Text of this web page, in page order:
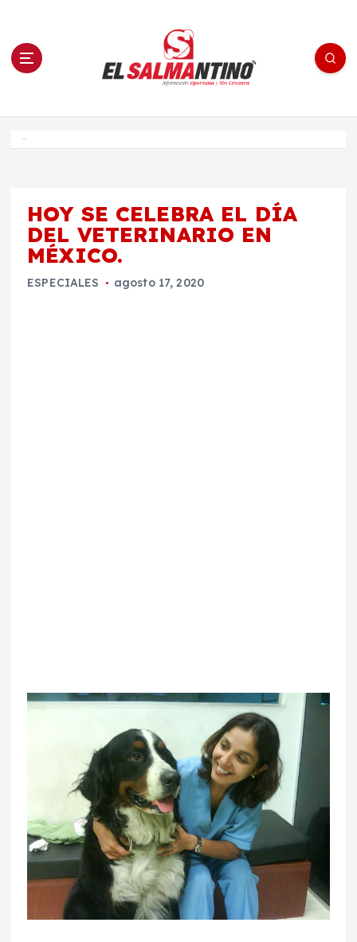
n El Salmantino - medios/noticias/editorial
HOY SE CELEBRA EL DÍA
DEL VETERINARIO EN
MÉXICO.
ESPECIALES agosto 17, 2020